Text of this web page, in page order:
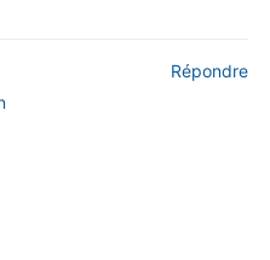
Répondre